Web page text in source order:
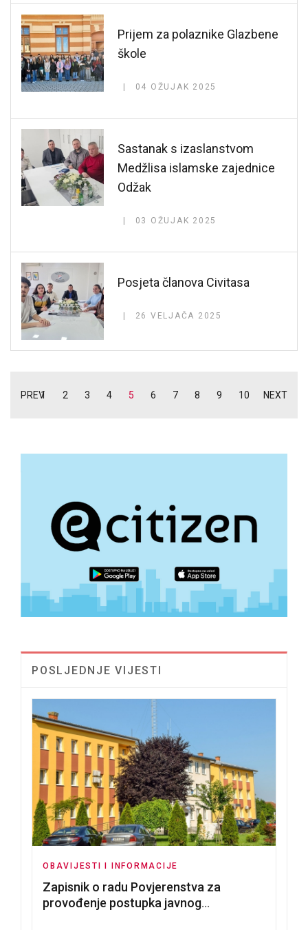
Prijem za polaznike Glazbene
škole
04 OŽUJAK 2025
Sastanak s izaslanstvom
Medžlisa islamske zajednice
Odžak
03 OŽUJAK 2025
Posjeta članova Civitasa
26 VELJAČA 2025
PREV
1 2 3 4 5 6 7 8 9 10 NEXT
POSLJEDNJE VIJESTI
OBAVIJESTI I INFORMACIJE
Zapisnik o radu Povjerenstva za
provođenje postupka javnog